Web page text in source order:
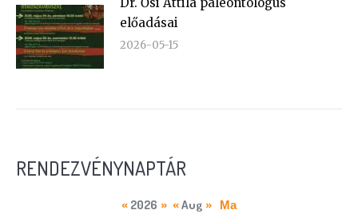
Dr. Ősi Attila paleontológus
előadásai
2026-05-15
RENDEZVÉNYNAPTÁR
« 2026 » « Aug » Ma